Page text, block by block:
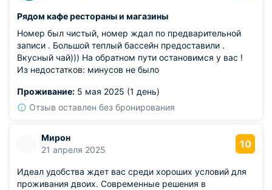
Рядом кафе рестораны и магазины
Номер был чистый, номер ждал по предварительной
записи . Большой теплый бассейн предоставили .
Вкусный чай))) На обратном пути остановимся у вас !
Из недостатков: минусов не было
Проживание: 5 мая 2025 (1 день)
Отзыв оставлен без бронирования
Мирон
21 апреля 2025
10
Идеал удобства ждет вас среди хороших условий для
проживания двоих. Современные решения в